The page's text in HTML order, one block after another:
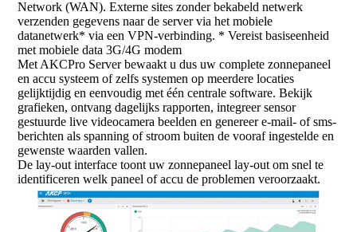
Network (WAN). Externe sites zonder bekabeld netwerk
verzenden gegevens naar de server via het mobiele
datanetwerk* via een VPN-verbinding. * Vereist basiseenheid
met mobiele data 3G/4G modem
Met AKCPro Server bewaakt u dus uw complete zonnepaneel
en accu systeem of zelfs systemen op meerdere locaties
gelijktijdig en eenvoudig met één centrale software. Bekijk
grafieken, ontvang dagelijks rapporten, integreer sensor
gestuurde live videocamera beelden en genereer e-mail- of sms-
berichten als spanning of stroom buiten de vooraf ingestelde en
gewenste waarden vallen.
De lay-out interface toont uw zonnepaneel lay-out om snel te
identificeren welk paneel of accu de problemen veroorzaakt.